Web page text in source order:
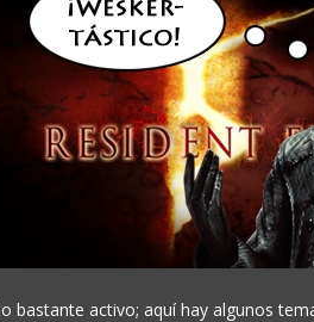
bastante activo; aquí hay algunos